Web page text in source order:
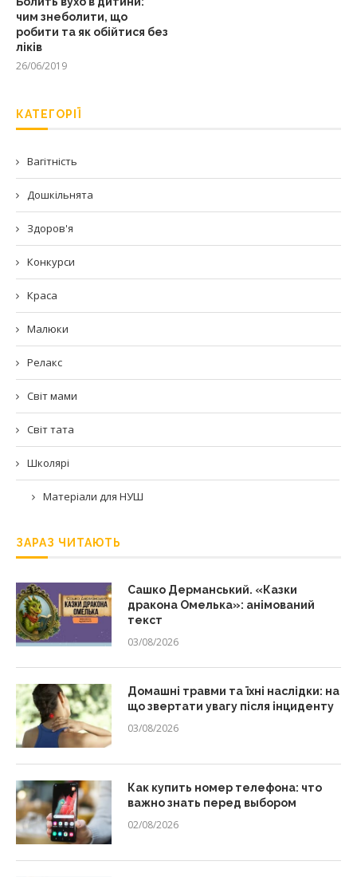
чим знеболити, що
робити та як обійтися без
ліків
26/06/2019
КАТЕГОРІЇ
Вагітність
Дошкільнята
Здоров'я
Конкурси
Краса
Малюки
Релакс
Світ мами
Світ тата
Школярі
Матеріали для НУШ
ЗАРАЗ ЧИТАЮТЬ
Сашко Дерманський. «Казки
дракона Омелька»: анімований
текст
03/08/2026
Домашні травми та їхні наслідки: на
що звертати увагу після інциденту
03/08/2026
Как купить номер телефона: что
важно знать перед выбором
02/08/2026